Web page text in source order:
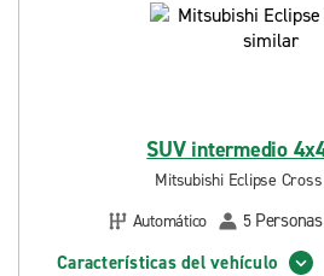
SUV intermedio
Mitsubishi Eclipse
Automático
5 Personas
Características del vehículo